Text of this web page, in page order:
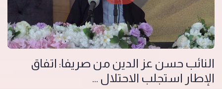
النائب حسن عز الدين من صريفا: اتفاق
الإطار استجلب الاحتلال ...